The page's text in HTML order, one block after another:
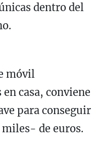
dentro del
móvil
casa, conviene
para conseguir
de euros.